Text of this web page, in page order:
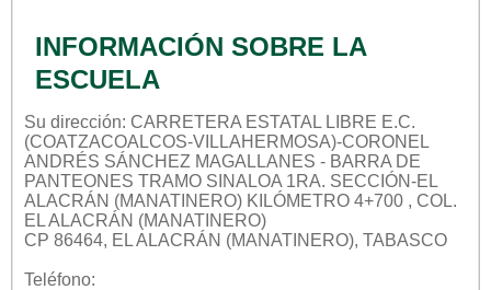
INFORMACIÓN SOBRE LA
ESCUELA
Su dirección: CARRETERA ESTATAL LIBRE E.C.
(COATZACOALCOS-VILLAHERMOSA)-CORONEL
ANDRÉS SÁNCHEZ MAGALLANES - BARRA DE
PANTEONES TRAMO SINALOA 1RA. SECCIÓN-EL
ALACRÁN (MANATINERO) KILÓMETRO 4+700 , COL.
EL ALACRÁN (MANATINERO)
CP 86464, EL ALACRÁN (MANATINERO), TABASCO
Teléfono: